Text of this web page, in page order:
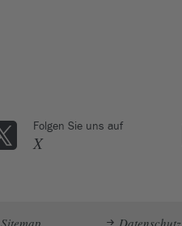
Folgen Sie uns auf
X
Sitemap Datenschutz